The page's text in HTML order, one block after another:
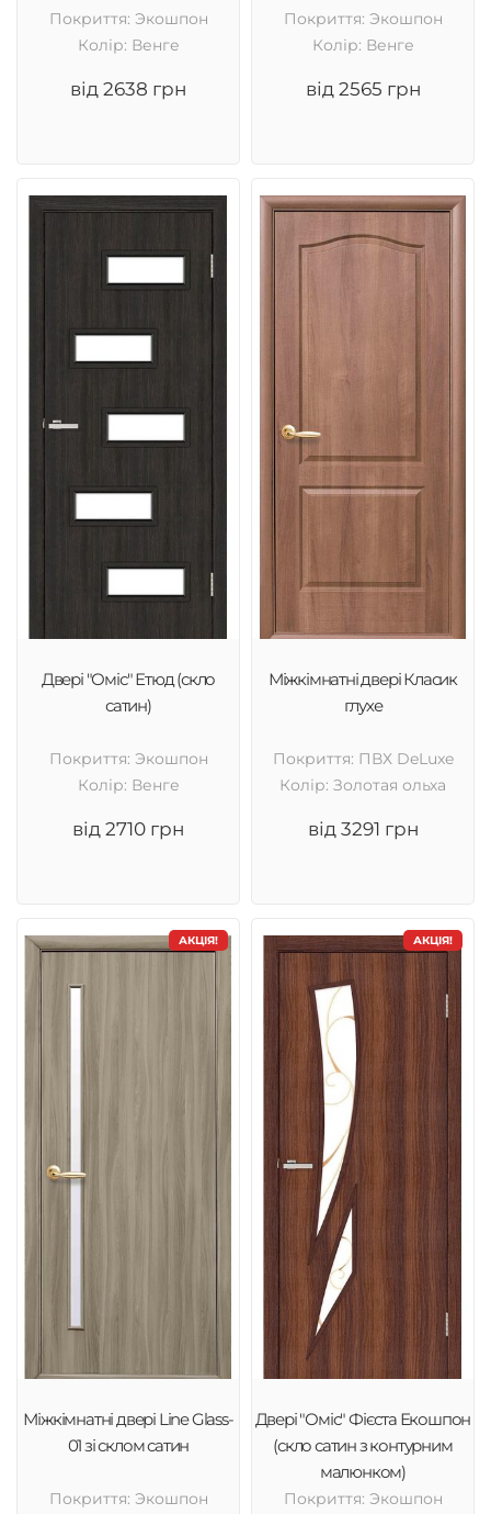
Покриття: Экошпон
Колір: Венге
від 2638 грн
Покриття: Экошпон
Колір: Венге
від 2565 грн
Двері "Оміс" Етюд (скло
сатин)
Покриття: Экошпон
Колір: Венге
від 2710 грн
Міжкімнатні двері Класик
глухе
Покриття: ПВХ DeLuxe
Колір: Золотая ольха
від 3291 грн
АКЦІЯ!
Міжкімнатні двері Line Glass-
01 зі склом сатин
Покриття: Экошпон
АКЦІЯ!
Двері "Оміс" Фієста Екошпон
(скло сатин з контурним
малюнком)
Покриття: Экошпон